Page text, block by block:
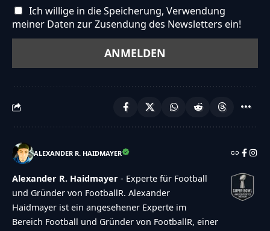
Ich willige in die Speicherung, Verwendung
meiner Daten zur Zusendung des Newsletters ein!
ALEXANDER R. HAIDMAYER
Alexander R. Haidmayer - Experte für Football
und Gründer von FootballR. Alexander
Haidmayer ist ein angesehener Experte im
Bereich Football und Gründer von FootballR, einer